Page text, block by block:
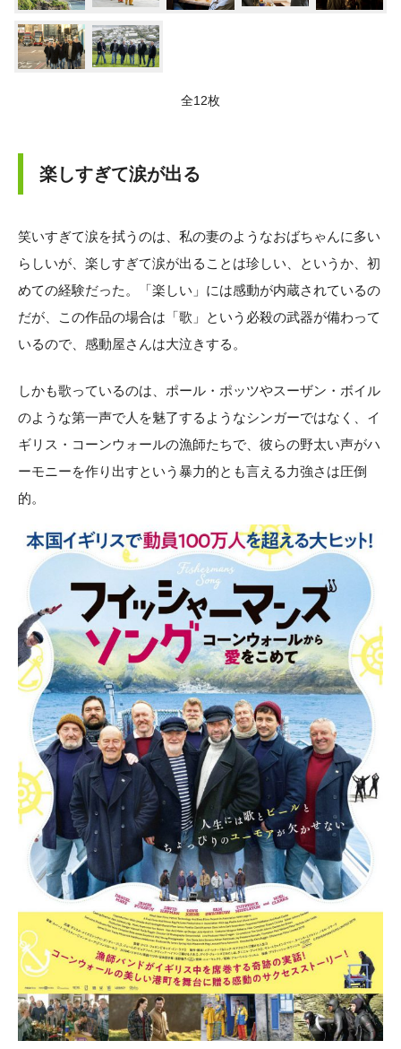
全12枚
楽しすぎて涙が出る
笑いすぎて涙を拭うのは、私の妻のようなおばちゃんに多い
らしいが、楽しすぎて涙が出ることは珍しい、というか、初
めての経験だった。「楽しい」には感動が内蔵されているの
だが、この作品の場合は「歌」という必殺の武器が備わって
いるので、感動屋さんは大泣きする。
しかも歌っているのは、ポール・ポッツやスーザン・ボイル
のような第一声で人を魅了するようなシンガーではなく、イ
ギリス・コーンウォールの漁師たちで、彼らの野太い声がハ
ーモニーを作り出すという暴力的とも言える力強さは圧倒
的。